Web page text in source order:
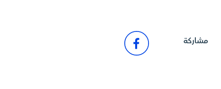
مشاركة